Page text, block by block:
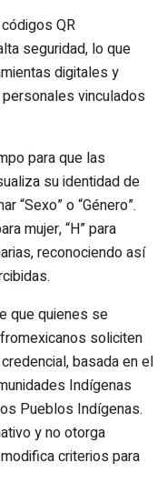
QR
seguridad, lo que
digitales y
vinculados
para que las
su identidad de
“Sexo” o “Género”.
mujer, “H” para
reconociendo así
que quienes se
soliciten
basada en el
Indígenas
Pueblos Indígenas.
y no otorga
criterios para